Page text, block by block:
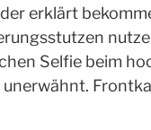
erklärt
Selfie beim